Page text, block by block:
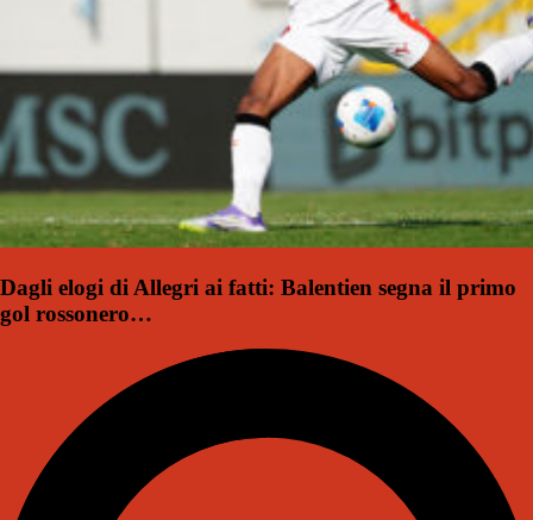
Dagli elogi di Allegri ai fatti: Balentien segna il primo
gol rossonero…